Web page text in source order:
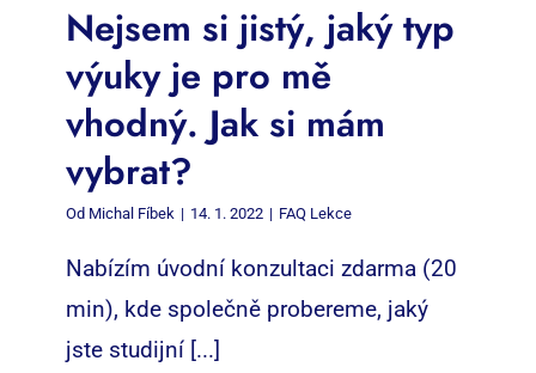
Nejsem si jistý, jaký typ
výuky je pro mě
vhodný. Jak si mám
vybrat?
Od Michal Fíbek | 14. 1. 2022 | FAQ Lekce
Nabízím úvodní konzultaci zdarma (20
min), kde společně probereme, jaký
jste studijní [...]